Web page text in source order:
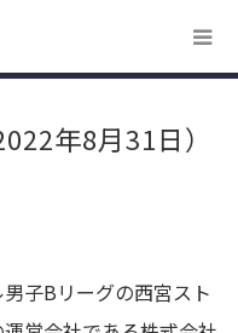
年8月31日）
子Bリーグの西宮スト